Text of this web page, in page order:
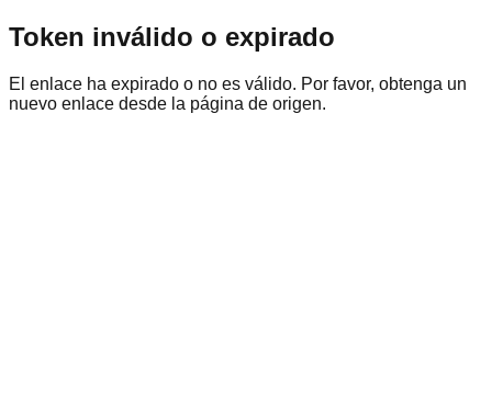
Token inválido o expirado
El enlace ha expirado o no es válido. Por favor, obtenga un
nuevo enlace desde la página de origen.